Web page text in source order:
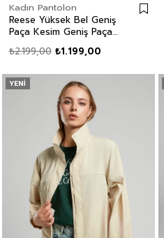
Kadın Pantolon
Reese Yüksek Bel Geniş
Paça Kesim Geniş Paça
₺1.199,00
₺2.199,00
YENI